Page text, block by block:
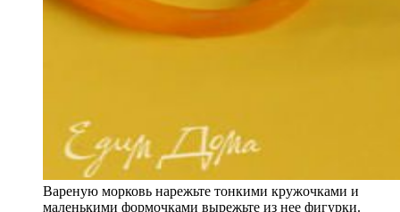
Вареную морковь нарежьте тонкими кружочками и
маленькими формочками вырежьте из нее фигурки.